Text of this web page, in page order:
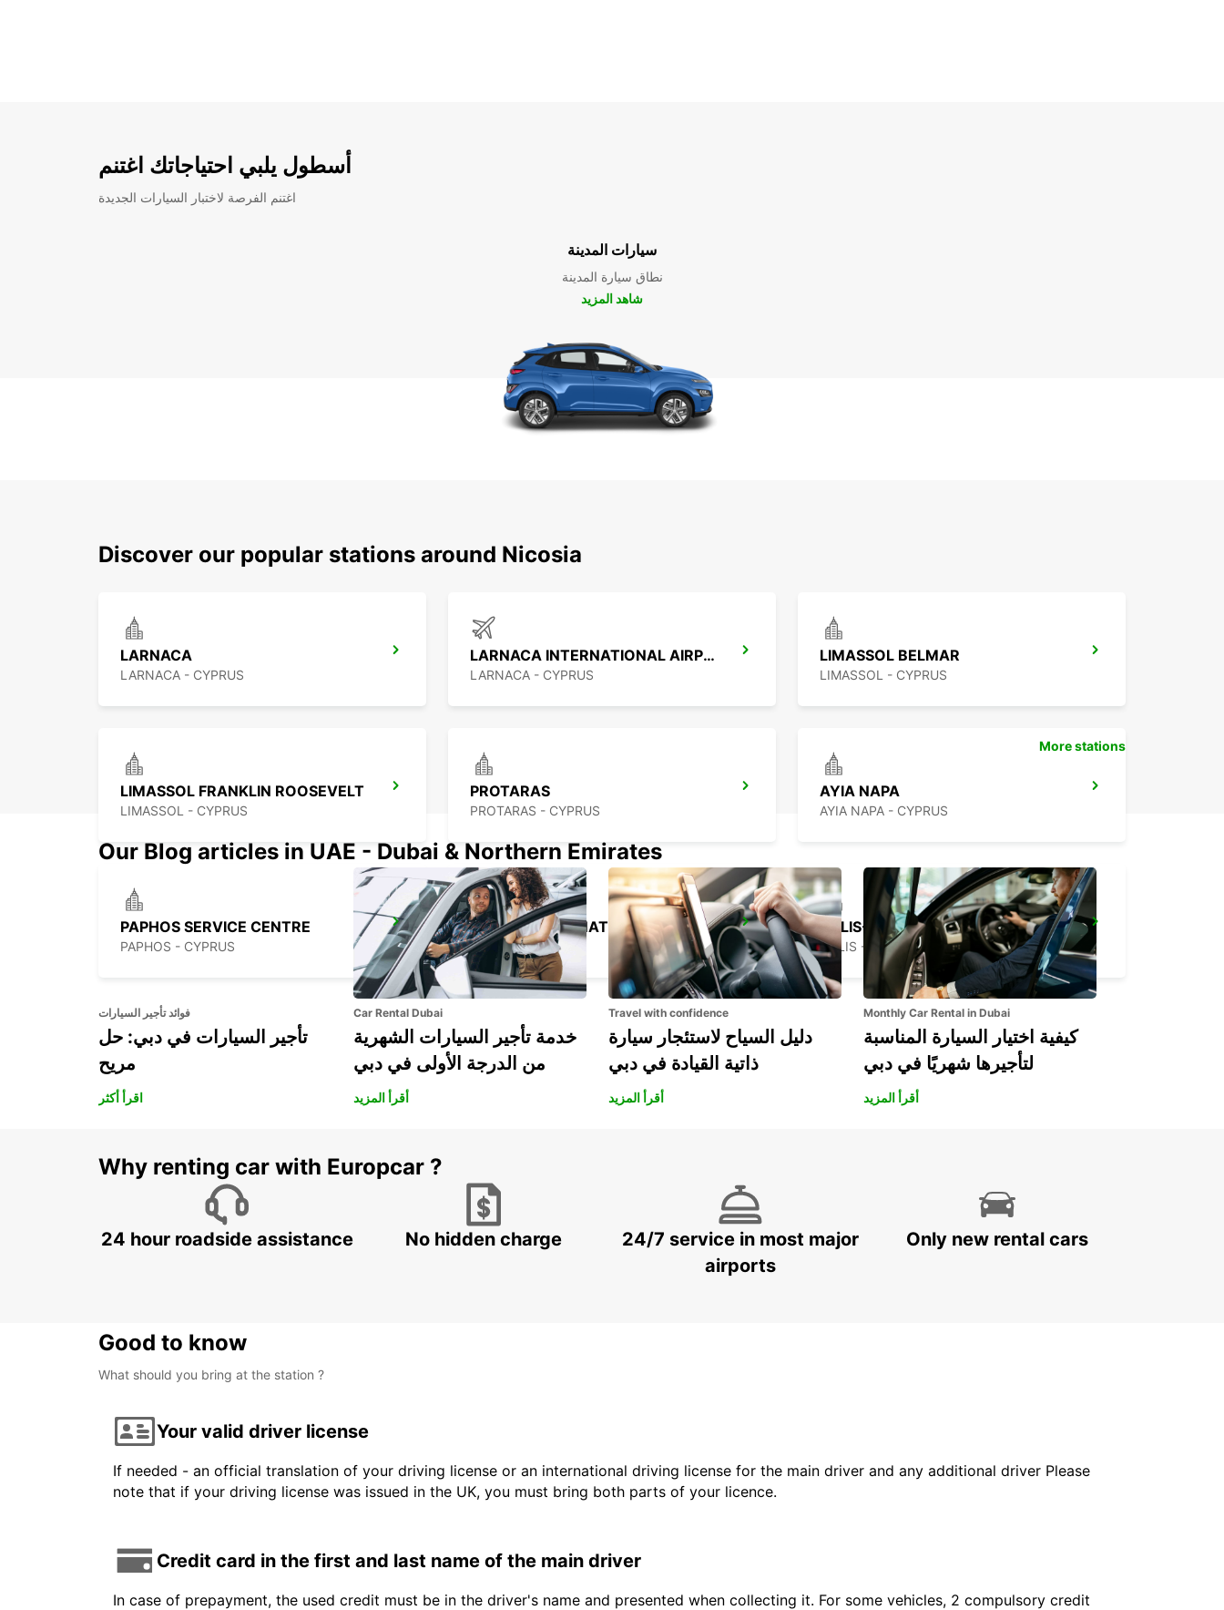
أسطول يلبي احتياجاتك اغتنم
اغتنم الفرصة لاختبار السيارات الجديدة
سيارات المدينة
نطاق سيارة المدينة
شاهد المزيد
Discover our popular stations around Nicosia
LARNACA
LARNACA - CYPRUS
LARNACA INTERNATIONAL AIRPORT
LARNACA - CYPRUS
LIMASSOL BELMAR
LIMASSOL - CYPRUS
LIMASSOL FRANKLIN ROOSEVELT
LIMASSOL - CYPRUS
PROTARAS
PROTARAS - CYPRUS
AYIA NAPA
AYIA NAPA - CYPRUS
PAPHOS SERVICE CENTRE
PAPHOS - CYPRUS
PAPHOS INTERNATIONAL AIRPORT
PAPHOS - CYPRUS
POLIS-LATSI
POLIS - CYPRUS
More stations
Our Blog articles in UAE - Dubai & Northern Emirates
فوائد تأجير السيارات
تأجير السيارات في دبي: حل
مريح
اقرأ أكثر
Car Rental Dubai
خدمة تأجير السيارات الشهرية
من الدرجة الأولى في دبي
أقرأ المزيد
Travel with confidence
دليل السياح لاستئجار سيارة
ذاتية القيادة في دبي
أقرأ المزيد
Monthly Car Rental in Dubai
كيفية اختيار السيارة المناسبة
لتأجيرها شهريًا في دبي
أقرأ المزيد
Why renting car with Europcar ?
24 hour roadside assistance No hidden charge
24/7 service in most major
airports
Only new rental cars
Good to know
What should you bring at the station ?
Your valid driver license
If needed - an official translation of your driving license or an international driving license for the main driver and any additional driver Please
note that if your driving license was issued in the UK, you must bring both parts of your licence.
Credit card in the first and last name of the main driver
In case of prepayment, the used credit must be in the driver's name and presented when collecting it. For some vehicles, 2 compulsory credit